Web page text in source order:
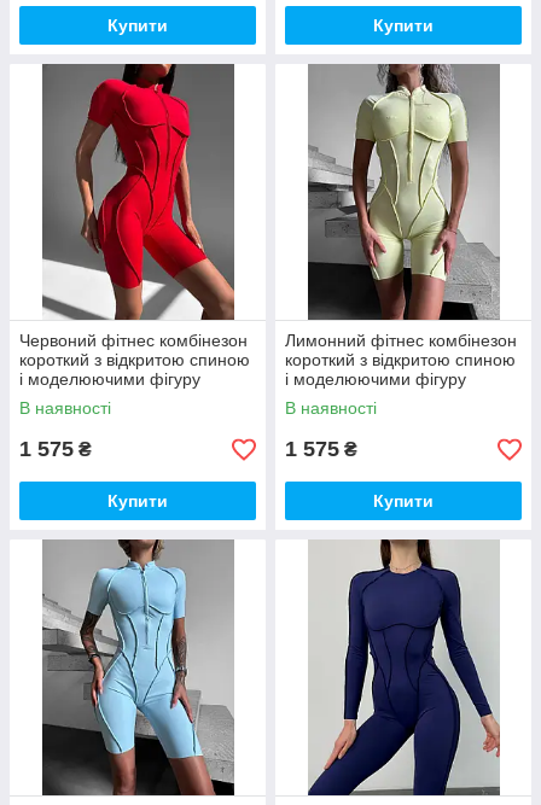
Купити Купити
Червоний фітнес комбінезон
короткий з відкритою спиною
і моделюючими фігуру
швами
В наявності
1 575 ₴
Купити
Лимонний фітнес комбінезон
короткий з відкритою спиною
і моделюючими фігуру
швами
В наявності
1 575 ₴
Купити